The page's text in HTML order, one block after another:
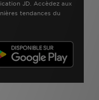
JD. Accèdez aux
tendances du